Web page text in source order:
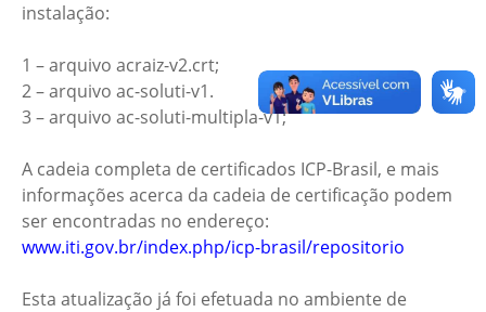
instalação:
1 – arquivo acraiz-v2.crt;
2 – arquivo ac-soluti-v1.
3 – arquivo ac-soluti-multipla-v1;
A cadeia completa de certificados ICP-Brasil, e mais
informações acerca da cadeia de certificação podem
ser encontradas no endereço:
www.iti.gov.br/index.php/icp-brasil/repositorio
Esta atualização já foi efetuada no ambiente de